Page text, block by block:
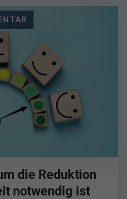
die Reduktion
notwendig ist